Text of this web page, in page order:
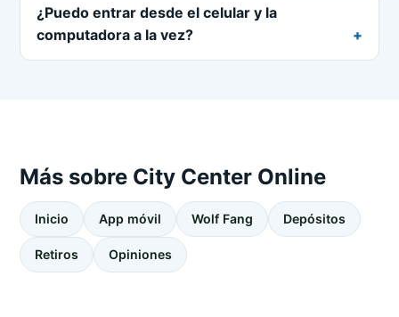
¿Puedo entrar desde el celular y la
computadora a la vez?
Más sobre City Center Online
Inicio App móvil Wolf Fang Depósitos
Retiros Opiniones